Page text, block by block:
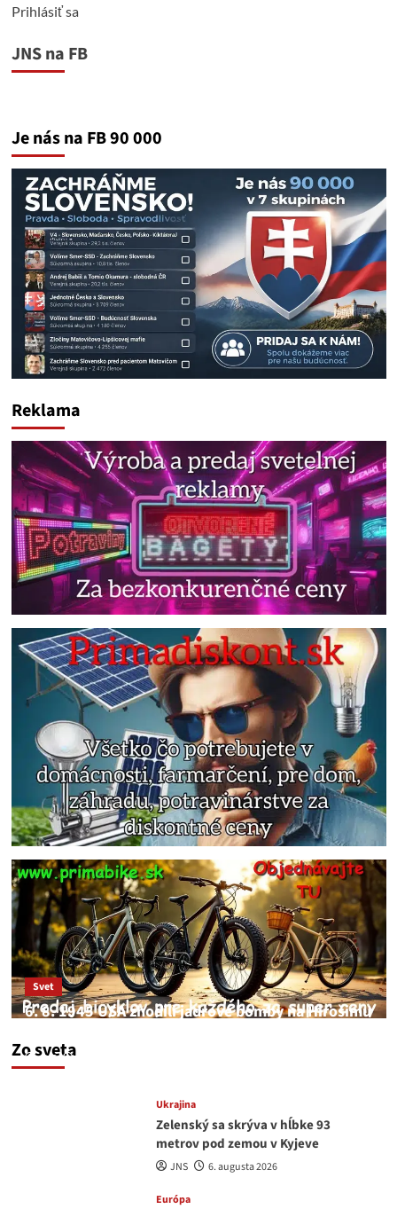
Prihlásiť sa
JNS na FB
Je nás na FB 90 000
Reklama
Zo sveta
Svet
6. 8. 1945 USA zhodili jadrové bomby na Hirošimu
JNS
Ukrajina
Zelenský sa skrýva v hĺbke 93
metrov pod zemou v Kyjeve
JNS 6. augusta 2026
Európa